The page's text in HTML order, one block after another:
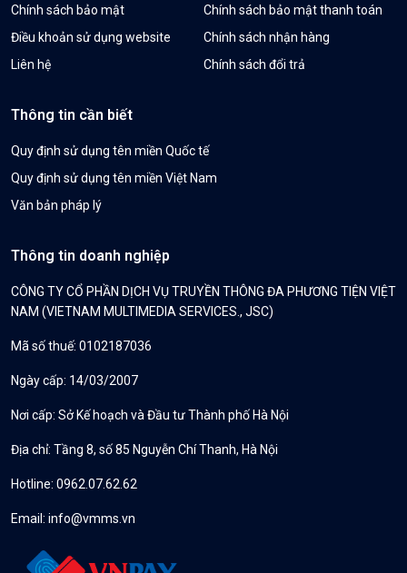
Chính sách bảo mật
Điều khoản sử dụng website
Liên hệ
Chính sách bảo mật thanh toán
Chính sách nhận hàng
Chính sách đổi trả
Thông tin cần biết
Quy định sử dụng tên miền Quốc tế
Quy định sử dụng tên miền Việt Nam
Văn bản pháp lý
Thông tin doanh nghiệp
CÔNG TY CỔ PHẦN DỊCH VỤ TRUYỀN THÔNG ĐA PHƯƠNG TIỆN VIỆT
NAM (VIETNAM MULTIMEDIA SERVICES., JSC)
Mã số thuế: 0102187036
Ngày cấp: 14/03/2007
Nơi cấp: Sở Kế hoạch và Đầu tư Thành phố Hà Nội
Địa chỉ: Tầng 8, số 85 Nguyễn Chí Thanh, Hà Nội
Hotline: 0962.07.62.62
Email: info@vmms.vn